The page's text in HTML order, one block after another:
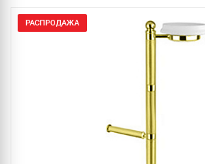
РАСПРОДАЖА